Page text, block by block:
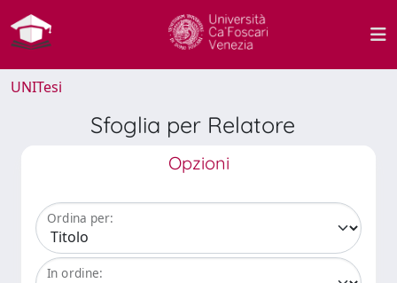
UNITesi
Sfoglia per Relatore
Opzioni
Ordina per:
In ordine: